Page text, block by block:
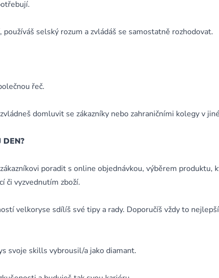
selský rozum a zvládáš se samostatně rozhodovat.
řeč.
domluvit se zákazníky nebo zahraničními kolegy v
poradit s online objednávkou, výběrem produktu,
či vyzvednutím zboží.
velkoryse sdílíš své tipy a rady. Doporučíš vždy to nejlepší
svoje skills vybrousil/a jako diamant.